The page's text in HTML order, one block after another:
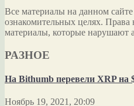
Все материалы на данном
ознакомительных целях.
материалы, которые нарушают
РАЗНОЕ
На Bithumb перевели XRP на
Ноябрь 19, 2021, 20:09